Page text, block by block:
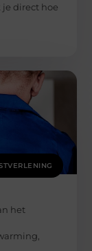
je direct hoe
het